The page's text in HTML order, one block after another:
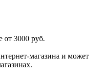
от 3000 руб.
магазина и может